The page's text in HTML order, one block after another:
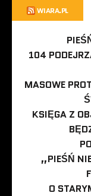
WIARA.PL
104
MASOWE
KSIĘGA Z
„PIEŚŃ
O